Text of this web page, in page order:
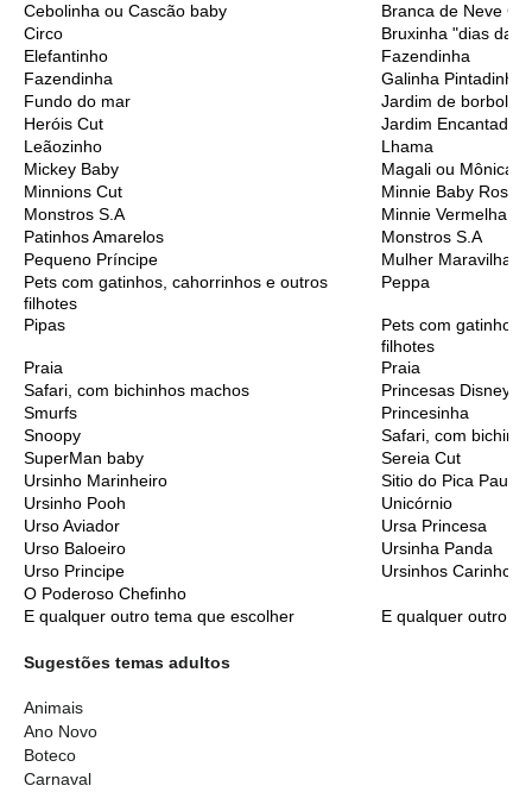
Cebolinha ou Cascão baby
Branca de Neve Cut
Circo
Bruxinha "dias das
Elefantinho
Fazendinha
Fazendinha
Galinha Pintadinha
Fundo do mar
Jardim de
Heróis Cut
Jardim Encantado
Leãozinho
Lhama
Mickey Baby
Magali ou Mônica
Minnions Cut
Minnie Baby Rosa
Monstros S.A
Minnie Vermelha
Patinhos Amarelos
Monstros S.A
Pequeno Príncipe
Mulher Maravilha
Pets com gatinhos, cahorrinhos e outros
filhotes
Peppa
Pipas
Pets com
filhotes
Praia
Praia
Safari, com bichinhos machos
Princesas Disney
Smurfs
Princesinha
Snoopy
Safari, com
SuperMan baby
Sereia Cut
Ursinho Marinheiro
Sitio do Pica Pau
Ursinho Pooh
Unicórnio
Urso Aviador
Ursa Princesa
Urso Baloeiro
Ursinha Panda
Urso Principe
Ursinhos
O Poderoso Chefinho
E qualquer outro tema que escolher
E qualquer outro
Sugestões temas adultos
Animais
Ano Novo
Boteco
Carnaval